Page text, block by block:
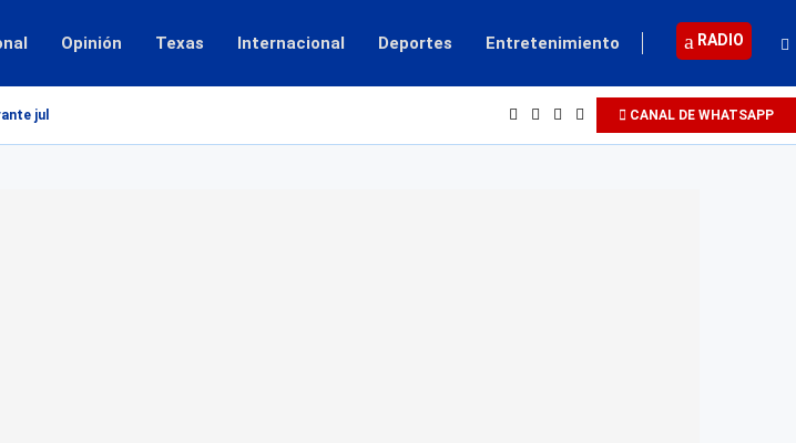
Opinión Texas Internacional Deportes Entretenimiento RADIO
julio CANAL DE WHATSAPP